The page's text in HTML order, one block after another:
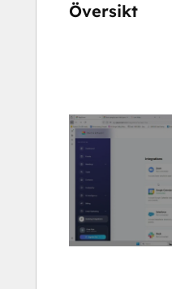
Översikt
se
andra
alternativ